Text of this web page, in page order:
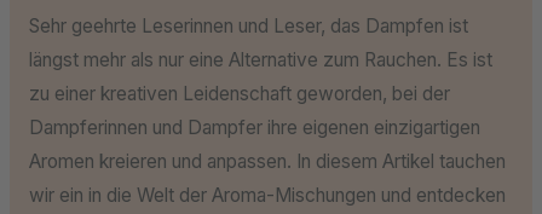
Sehr geehrte Leserinnen und Leser, das Dampfen ist
längst mehr als nur eine Alternative zum Rauchen. Es ist
zu einer kreativen Leidenschaft geworden, bei der
Dampferinnen und Dampfer ihre eigenen einzigartigen
Aromen kreieren und anpassen. In diesem Artikel tauchen
wir ein in die Welt der Aroma-Mischungen und entdecken